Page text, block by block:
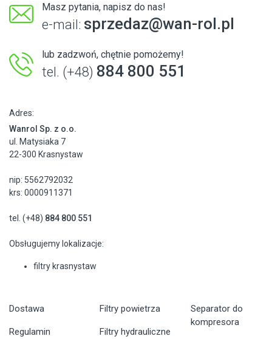
Masz pytania, napisz do nas!
e-mail: sprzedaz@wan-rol.pl
lub zadzwoń, chętnie pomożemy!
tel. (+48) 884 800 551
Adres:
Wanrol Sp. z o.o.
ul. Matysiaka 7
22-300 Krasnystaw
nip: 5562792032
krs: 0000911371
tel. (+48) 884 800 551
Obsługujemy lokalizacje:
filtry krasnystaw
Dostawa
Regulamin
Filtry powietrza
Filtry hydrauliczne
Separator do
kompresora